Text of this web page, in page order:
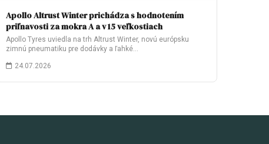
Apollo Altrust Winter prichádza s hodnotením
priľnavosti za mokra A a v 15 veľkostiach
Apollo Tyres uviedla na trh Altrust Winter, novú európsku
zimnú pneumatiku pre dodávky a ľahké…
24.07.2026